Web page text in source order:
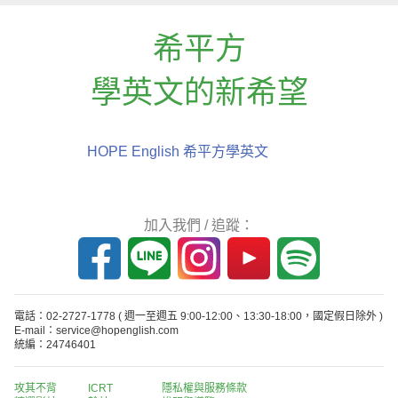
希平方
學英文的新希望
HOPE English 希平方學英文
加入我們 / 追蹤：
電話：02-2727-1778 ( 週一至週五 9:00-12:00、13:30-18:00，國定假日除外 )
E-mail：service@hopenglish.com
統編：24746401
攻其不背
ICRT
隱私權與服務條款